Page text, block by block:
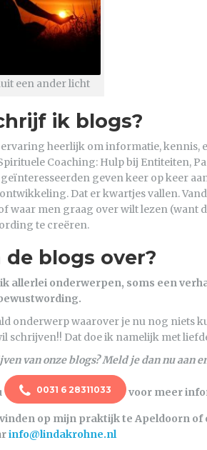
een ander licht
ik blogs?
heerlijk om informatie, kennis,
Coaching: Hulp bij Entiteiten,
geven keer op keer
Dat er kwartjes vallen.
waar men graag over wilt lezen (want
te creëren.
de blogs over?
allerlei onderwerpen, soms een
onderwerp waarover je nu nog niets
schrijven!! Dat doe ik namelijk met
van onze blogs? Meld je dan nu aan
0031 6 28311033 voor meer
op mijn praktijk te Apeldoorn of
info@lindakrohne.nl